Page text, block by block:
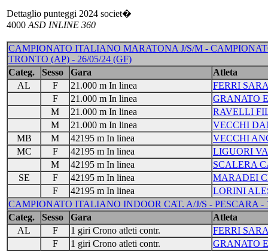
Dettaglio punteggi 2024 societ�
4000 ASD INLINE 360
CAMPIONATO ITALIANO MARATONA J/S/M -
TRONTO (AP) - 26/05/24 (GF)
Categ.
Sesso Gara
Atleta
AL
F 21.000 m In linea
FERRI
F
21.000 m In linea
GRANATO
M
21.000 m In linea
RAVELLI
M
21.000 m In linea
VECCHI
MB
M 42195 m In linea
VECCHI
MC
F 42195 m In linea
LIGUORI
M
42195 m In linea
SCALERA
SE
F 42195 m In linea
MARADEI
F
42195 m In linea
LORINI
CAMPIONATO ITALIANO INDOOR CAT. A/J/S - PESCARA -
Categ.
Sesso Gara
Atleta
AL
F 1 giri Crono atleti contr.
FERRI
F
1 giri Crono atleti contr.
GRANATO